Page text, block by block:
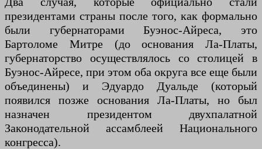
президентами страны после того, как формально
были губернаторами Буэнос-Айреса, это
Бартоломе Митре (до основания Ла-Платы,
губернаторство осуществлялось со столицей в
Буэнос-Айресе, при этом оба округа все еще были
объединены) и Эдуардо Дуальде (который
появился позже основания Ла-Платы, но был
назначен президентом двухпалатной
Законодательной ассамблеей Национального
конгресса).